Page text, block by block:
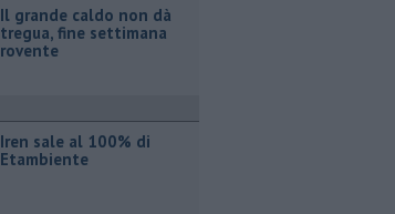
Il grande caldo non dà
tregua, fine settimana
rovente
Iren sale al 100% di
Etambiente